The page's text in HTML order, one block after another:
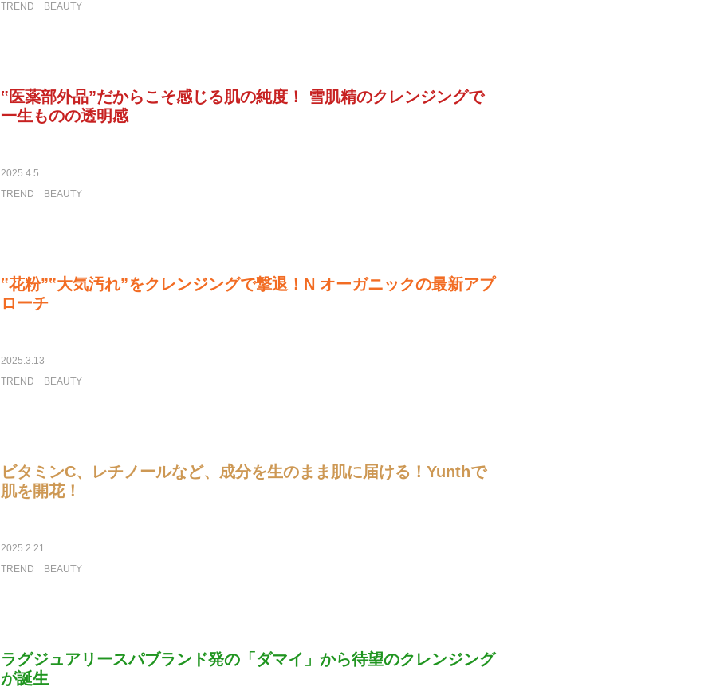
TREND
BEAUTY
‟医薬部外品”だからこそ感じる肌の純度！ 雪肌精のクレンジングで
一生ものの透明感
2025.4.5
TREND
BEAUTY
‟花粉”‟大気汚れ”をクレンジングで撃退！N オーガニックの最新アプ
ローチ
2025.3.13
TREND
BEAUTY
ビタミンC、レチノールなど、成分を生のまま肌に届ける！Yunthで
肌を開花！
2025.2.21
TREND
BEAUTY
ラグジュアリースパブランド発の「ダマイ」から待望のクレンジング
が誕生